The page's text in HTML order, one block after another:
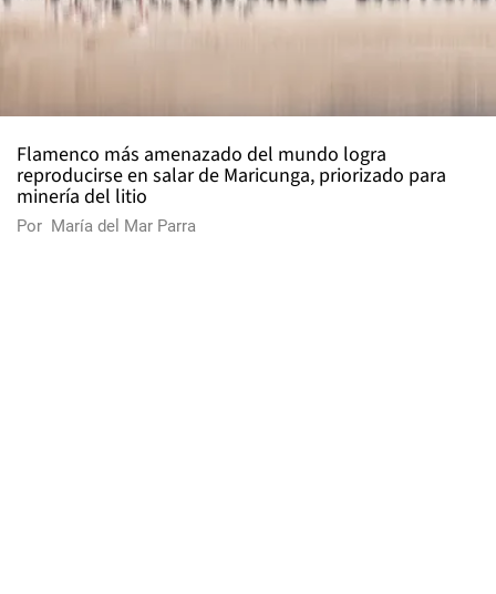
Flamenco más amenazado del mundo logra
reproducirse en salar de Maricunga, priorizado para
minería del litio
Por María del Mar Parra